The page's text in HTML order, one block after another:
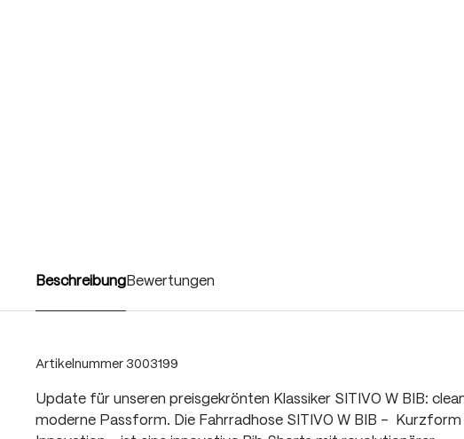
Beschreibung Bewertungen
Artikelnummer 3003199
Update für unseren preisgekrönten Klassiker SITIVO W BIB:
moderne Passform. Die Fahrradhose SITIVO W BIB -